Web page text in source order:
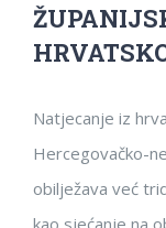
Natjecanje iz
Hercegovačko-
obilježava već
kao sjećanje na